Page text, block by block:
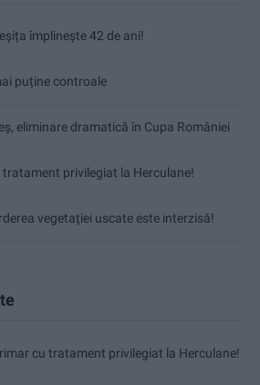
împlinește 42 de ani!
puține controale
eliminare dramatică în Cupa României
tratament privilegiat la Herculane!
vegetației uscate este interzisă!
cu tratament privilegiat la Herculane!